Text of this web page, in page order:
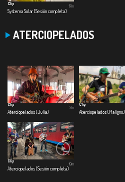
Clip
Systema Solar (Sesión completa)
17m
ATERCIOPELADOS
Clip
Aterciopelados (Julia)
7m
Clip
Aterciopelados (Maligno)
Clip
Aterciopelados (Sesión completa)
19m